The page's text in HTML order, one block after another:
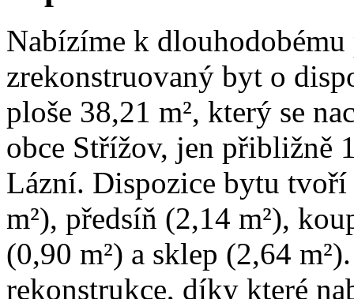
Nabízíme k
zrekonstruovaný byt o
ploše 38,21 m², který se
obce Střížov, jen přibližně
Lázní. Dispozice bytu
m²), předsíň (2,14 m²),
(0,90 m²) a sklep (2,64
rekonstrukce, díky které